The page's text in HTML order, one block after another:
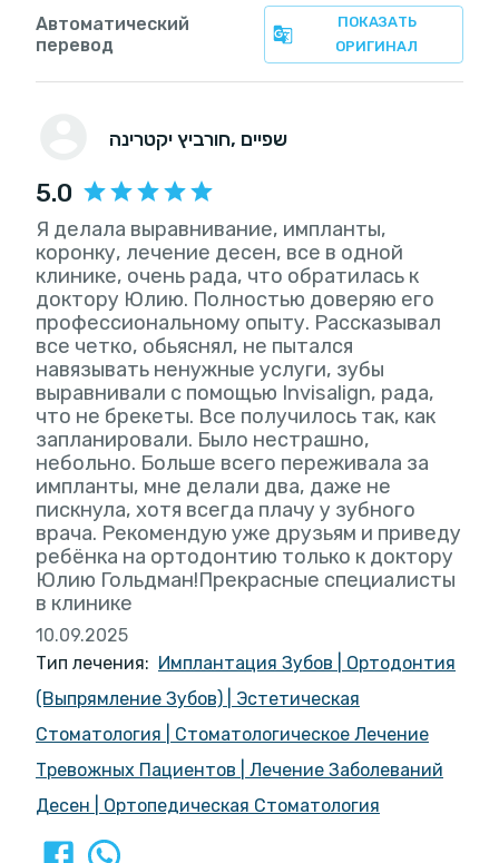
ПОКАЗАТЬ
ОРИГИНАЛ
Автоматический
перевод
חורביץ יקטרינה , שפיים
5.0
Я делала выравнивание, импланты,
коронку, лечение десен, все в одной
клинике, очень рада, что обратилась к
доктору Юлию. Полностью доверяю его
профессиональному опыту. Рассказывал
все четко, обьяснял, не пытался
навязывать ненужные услуги, зубы
выравнивали с помощью Invisalign, рада,
что не брекеты. Все получилось так, как
запланировали. Было нестрашно,
небольно. Больше всего переживала за
импланты, мне делали два, даже не
пискнула, хотя всегда плачу у зубного
врача. Рекомендую уже друзьям и приведу
ребёнка на ортодонтию только к доктору
Юлию Гольдман!Прекрасные специалисты
в клинике
10.09.2025
Тип лечения: Имплантация Зубов
Ортодонтия
(Выпрямление Зубов)
Эстетическая
Стоматология
Стоматологическое Лечение
Тревожных Пациентов
Лечение Заболеваний
Десен
Ортопедическая Стоматология